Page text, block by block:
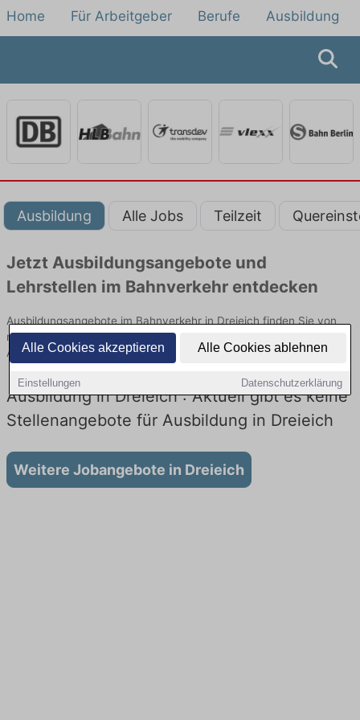
Alle Cookies akzeptieren Alle Cookies ablehnen
Einstellungen Datenschutzerklärung
Home Für Arbeitgeber Berufe Ausbildung
Ausbildung Alle Jobs Teilzeit
Jetzt Ausbildungsangebote und
Lehrstellen im Bahnverkehr entdecken
Ausbildungsangebote im Bahnverkehr in Dreieich finden Sie von
namhaften Firmen. Entdecken Sie freie Optionen von Top-
Arbeitgebern und bewerben Sie sich noch heute.
Ausbildung in Dreieich : Aktuell gibt es keine
Stellenangebote für Ausbildung in Dreieich
Weitere Jobangebote in Dreieich